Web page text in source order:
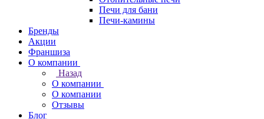
Печи для бани
Печи-камины
Бренды
Акции
Франшиза
О компании
Назад
О компании
О компании
Отзывы
Блог